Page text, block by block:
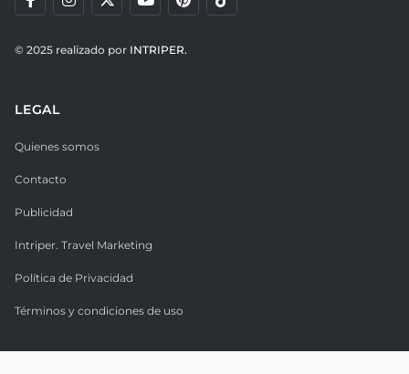
© 2025 realizado por INTRIPER.
LEGAL
Quienes somos
Contacto
Publicidad
Intriper. Travel Marketing
Política de Privacidad
Términos y condiciones de uso